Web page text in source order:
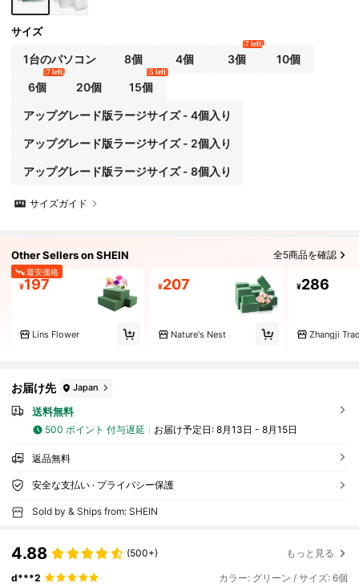
サイズ
1台のパソコン 8個 4個 3個
7 left
10個
6個
7 left
20個 15個
5 left
アップグレード版ラージサイズ - 4個入り
アップグレード版ラージサイズ - 2個入り
アップグレード版ラージサイズ - 8個入り
サイズガイド
Other Sellers on SHEIN 全5商品を確認
最安価格
¥197
Lins Flower
¥207
Nature's Nest
¥286
Zhangji
お届け先 Japan
送料無料
500 ポイント 付与遅延 お届け予定日: 8月13日 - 8月15日
返品無料
安全な支払い · プライバシー保護
Sold by & Ships from: SHEIN
4.88 (500+) もっと見る
d***2 カラー: グリーン / サイズ: 6個